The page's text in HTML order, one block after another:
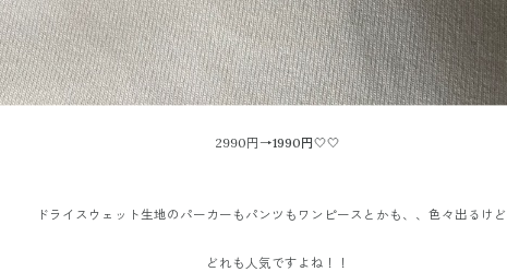
2990円→1990円🤍🤍
ドライスウェット生地のパーカーもパンツもワンピースとかも、、色々出るけど
どれも人気ですよね！！